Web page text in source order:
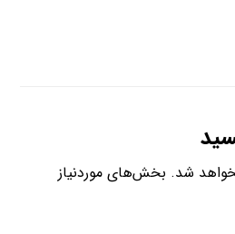
شد. بخش‌های موردنیاز